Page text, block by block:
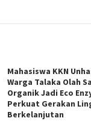
Mahasiswa KKN
Warga Talaka Olah
Organik Jadi Eco
Perkuat Gerakan
Berkelanjutan